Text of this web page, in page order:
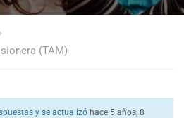
(TAM)
y se actualizó hace 5 años, 8